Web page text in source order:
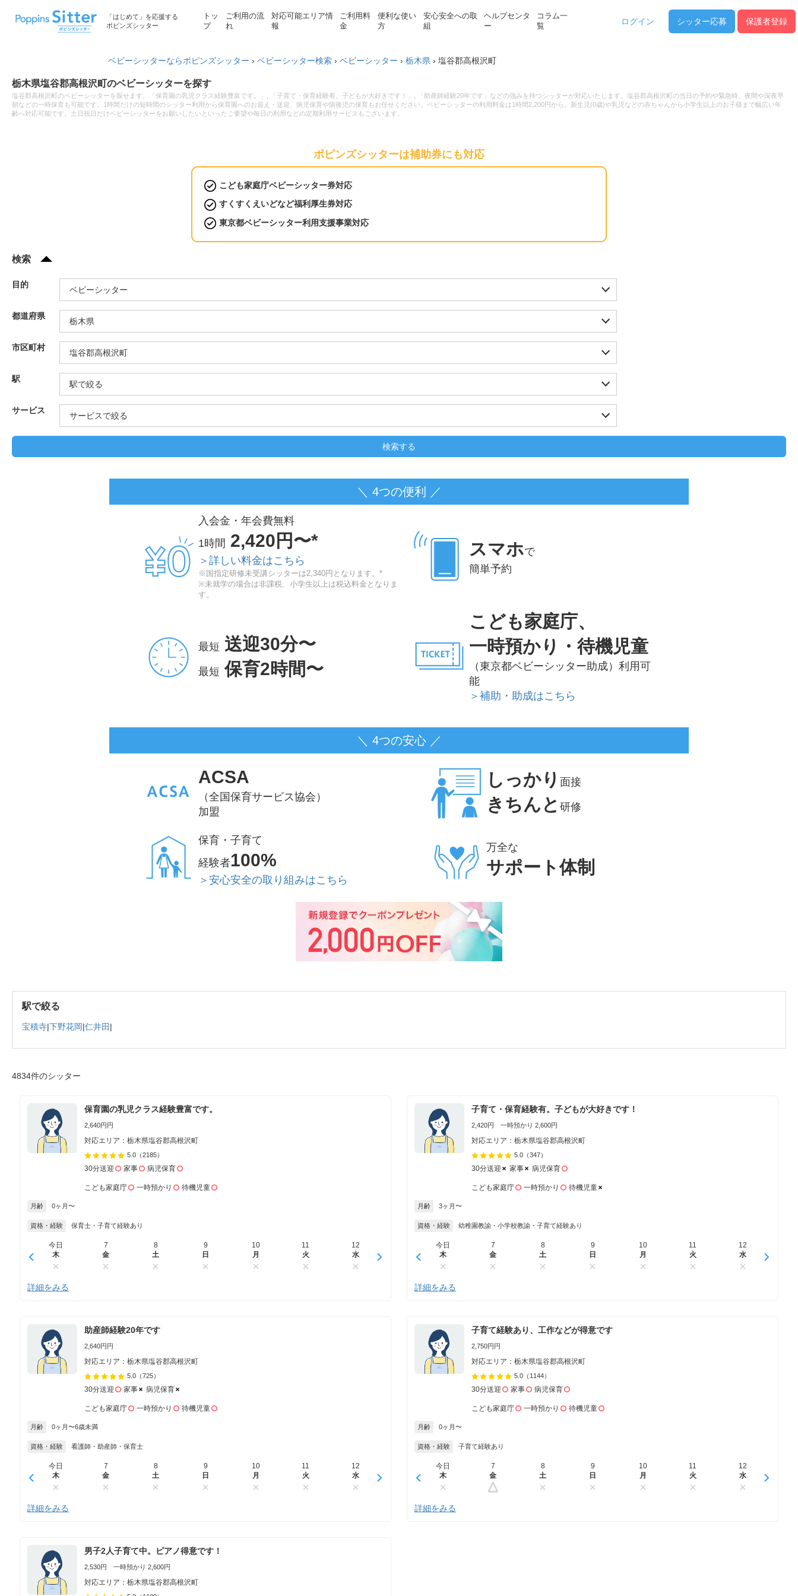
「はじめて」を応援する
ポピンズシッター
トッ
プ
ご利用の流
れ
対応可能エリア情
報
ご利用料
金
便利な使い
方
安心安全への取
組
ヘルプセンタ
ー
コラム一
覧
ログイン シッター応募 保護者登録
ベビーシッターならポピンズシッター › ベビーシッター検索 › ベビーシッター › 栃木県 › 塩谷郡高根沢町
栃木県塩谷郡高根沢町のベビーシッターを探す
塩谷郡高根沢町のベビーシッターを探せます。「保育園の乳児クラス経験豊富です。」, 「子育て・保育経験有。子どもが大好きです！」, 「助産師経験20年です」などの強みを持つシッターが対応いたします。塩谷郡高根沢町の当日の予約や緊急時、夜間や深夜早
朝などの一時保育も可能です。1時間だけの短時間のシッター利用から保育園へのお迎え・送迎、病児保育や病後児の保育もお任せください。ベビーシッターの利用料金は1時間2,200円から。新生児(0歳)や乳児などの赤ちゃんから小学生以上のお子様まで幅広い年
齢へ対応可能です。土日祝日だけベビーシッターをお願いしたいといったご要望や毎日の利用などの定期利用サービスもございます。
ポピンズシッターは補助券にも対応
こども家庭庁ベビーシッター券対応
すくすくえいどなど福利厚生券対応
東京都ベビーシッター利用支援事業対応
検索
目的
都道府県
市区町村
駅
サービス
＼ 4つの便利 ／
入会金・年会費無料
1時間 2,420円〜*
＞詳しい料金はこちら
※国指定研修未受講シッターは2,340円となります。*
※未就学の場合は非課税、小学生以上は税込料金となりま
す。
スマホで
簡単予約
最短 送迎30分〜
最短 保育2時間〜
こども家庭庁、
一時預かり・待機児童
（東京都ベビーシッター助成）利用可
能
＞補助・助成はこちら
＼ 4つの安心 ／
ACSA
（全国保育サービス協会）
加盟
しっかり面接
きちんと研修
保育・子育て
経験者100%
＞安心安全の取り組みはこちら
万全な
サポート体制
駅で絞る
宝積寺|下野花岡|仁井田 |
4834件のシッター
保育園の乳児クラス経験豊富です。
2,640円円
対応エリア：栃木県塩谷郡高根沢町
5.0 （2185）
30分送迎 家事 病児保育
こども家庭庁 一時預かり 待機児童
月齢 0ヶ月〜
資格・経験 保育士・子育て経験あり
今日
木
7
金
8
土
9
日
10
月
11
火
12
水
詳細をみる
子育て・保育経験有。子どもが大好きです！
2,420円 一時預かり 2,600円
対応エリア：栃木県塩谷郡高根沢町
5.0 （347）
30分送迎 家事 病児保育
こども家庭庁 一時預かり 待機児童
月齢 3ヶ月〜
資格・経験 幼稚園教諭・小学校教諭・子育て経験あり
今日
木
7
金
8
土
9
日
10
月
11
火
12
水
詳細をみる
助産師経験20年です
2,640円円
対応エリア：栃木県塩谷郡高根沢町
5.0 （725）
30分送迎 家事 病児保育
こども家庭庁 一時預かり 待機児童
月齢 0ヶ月〜6歳未満
資格・経験 看護師・助産師・保育士
今日
木
7
金
8
土
9
日
10
月
11
火
12
水
詳細をみる
子育て経験あり、工作などが得意です
2,750円円
対応エリア：栃木県塩谷郡高根沢町
5.0 （1144）
30分送迎 家事 病児保育
こども家庭庁 一時預かり 待機児童
月齢 0ヶ月〜
資格・経験 子育て経験あり
今日
木
7
金
8
土
9
日
10
月
11
火
12
水
詳細をみる
男子2人子育て中。ピアノ得意です！
2,530円 一時預かり 2,600円
対応エリア：栃木県塩谷郡高根沢町